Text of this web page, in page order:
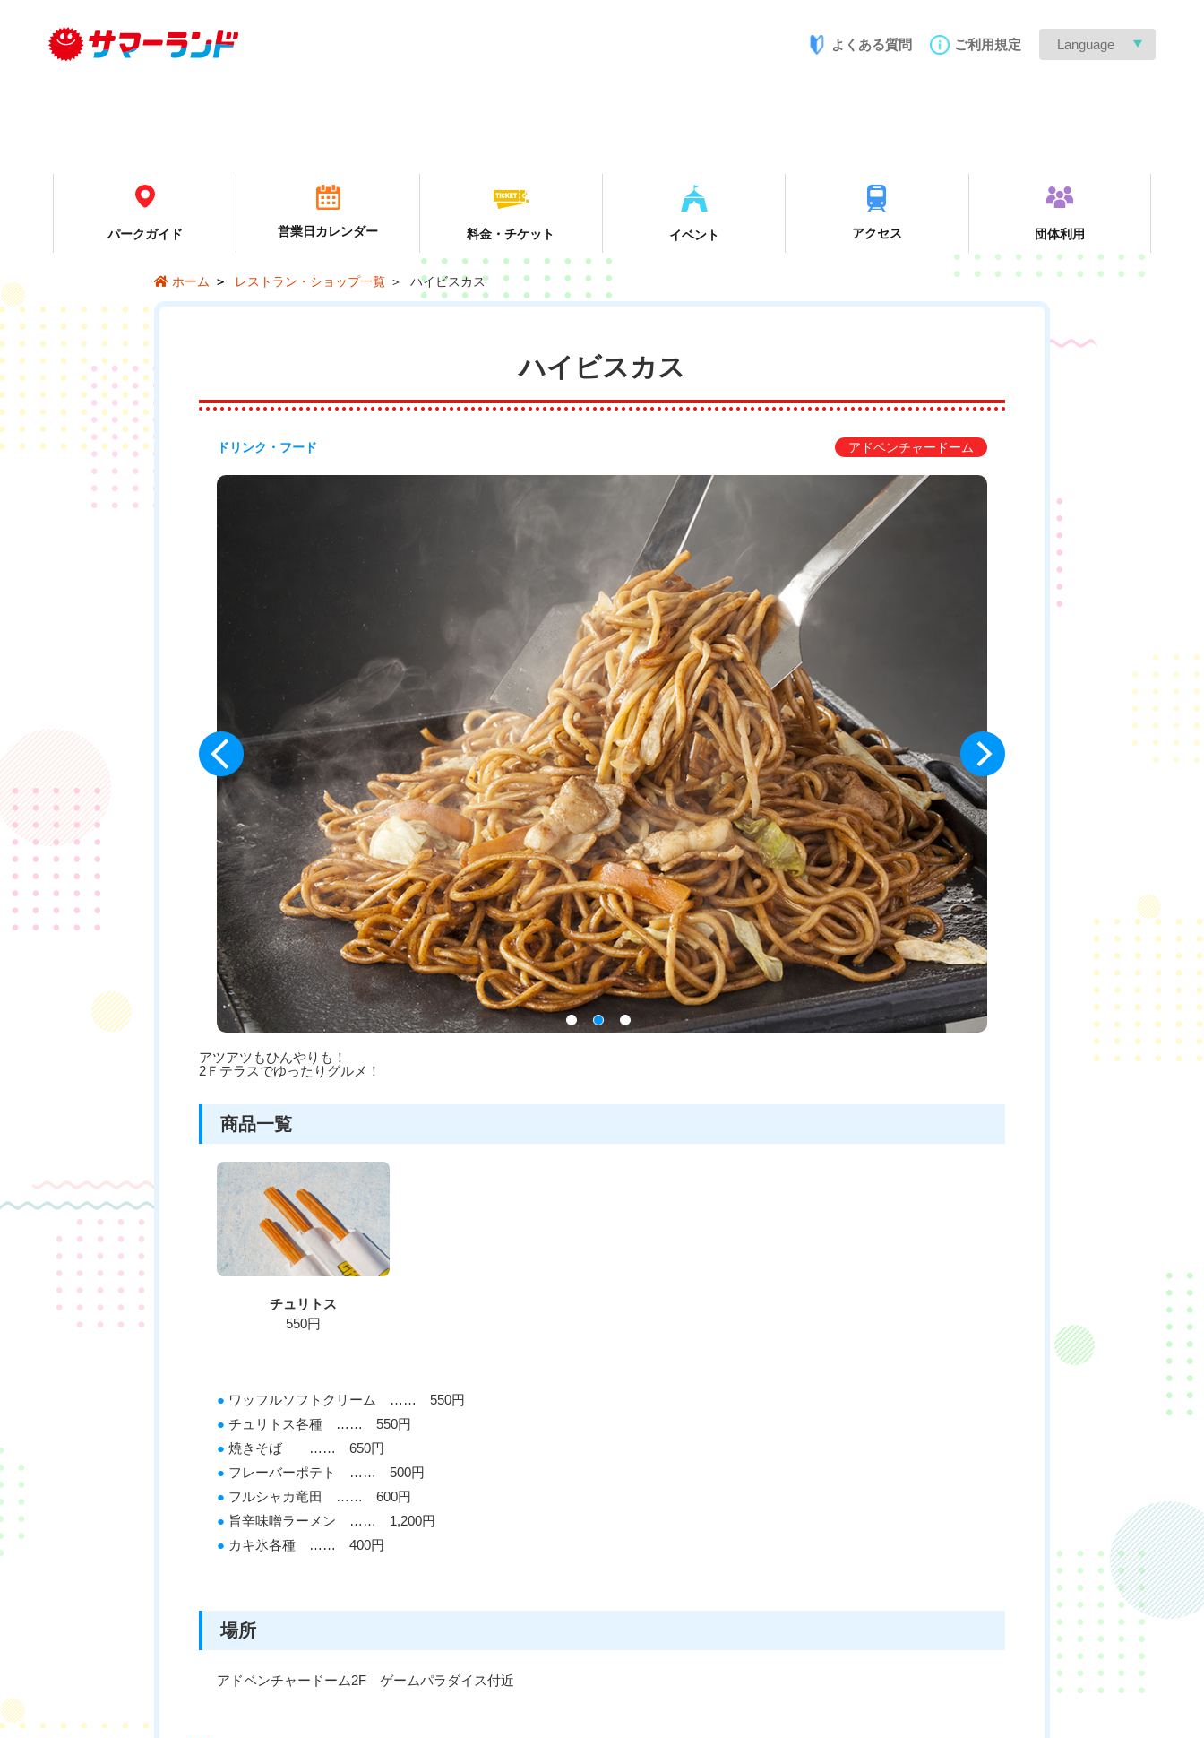
よくある質問 ご利用規定 Language
パークガイド 営業日カレンダー 料金・チケット イベント アクセス 団体利用
ホーム レストラン・ショップ一覧 ハイビスカス
ハイビスカス
ドリンク・フード アドベンチャードーム
アツアツもひんやりも！
2Ｆテラスでゆったりグルメ！
商品一覧
チュリトス
550円
● ワッフルソフトクリーム …… 550円
● チュリトス各種 …… 550円
● 焼きそば …… 650円
● フレーバーポテト …… 500円
● フルシャカ竜田 …… 600円
● 旨辛味噌ラーメン …… 1,200円
● カキ氷各種 …… 400円
場所
アドベンチャードーム2F ゲームパラダイス付近